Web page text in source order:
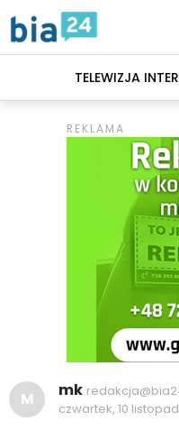
TELEWIZJA
M mk
czwartek, 10